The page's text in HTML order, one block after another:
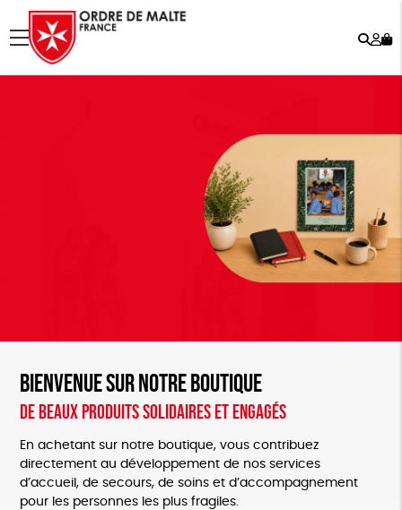
menu
Bienvenue sur notre boutique
De beaux produits solidaires et engagés
En achetant sur notre boutique, vous contribuez
directement au développement de nos services
d’accueil, de secours, de soins et d’accompagnement
pour les personnes les plus fragiles.